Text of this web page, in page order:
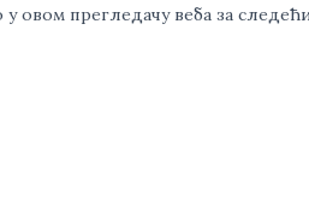
у овом прегледачу веба за